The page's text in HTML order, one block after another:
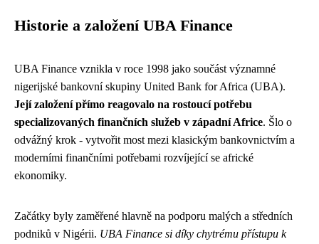
Historie a založení UBA Finance
UBA Finance vznikla v roce 1998 jako součást významné
nigerijské bankovní skupiny United Bank for Africa (UBA).
Její založení přímo reagovalo na rostoucí potřebu
specializovaných finančních služeb v západní Africe. Šlo o
odvážný krok - vytvořit most mezi klasickým bankovnictvím a
moderními finančními potřebami rozvíjející se africké
ekonomiky.
Začátky byly zaměřené hlavně na podporu malých a středních
podniků v Nigérii. UBA Finance si díky chytrému přístupu k